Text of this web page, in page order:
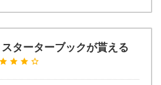
ターターブックが貰える